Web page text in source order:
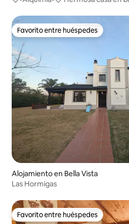
Favorito entre huéspedes
Favorito entre huéspedes
Alojamiento en Bella Vista
Las Hormigas
Favorito entre huéspedes
Favorito entre huéspedes